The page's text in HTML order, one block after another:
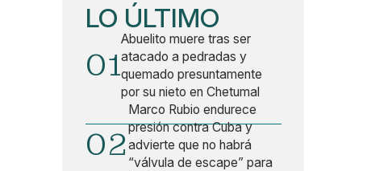
LO ÚLTIMO
01
Abuelito muere tras ser
atacado a pedradas y
quemado presuntamente
por su nieto en Chetumal
02
Marco Rubio endurece
presión contra Cuba y
advierte que no habrá
“válvula de escape” para